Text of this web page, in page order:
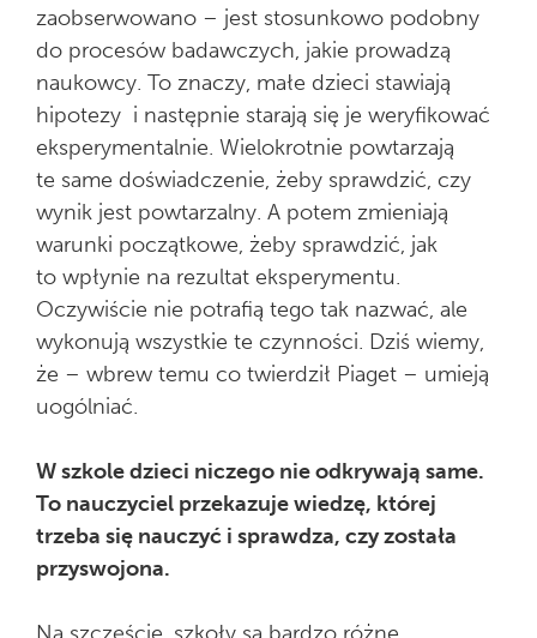
zaobserwowano – jest stosunkowo podobny
do procesów badawczych, jakie prowadzą
naukowcy. To znaczy, małe dzieci stawiają
hipotezy i następnie starają się je weryfikować
eksperymentalnie. Wielokrotnie powtarzają
te same doświadczenie, żeby sprawdzić, czy
wynik jest powtarzalny. A potem zmieniają
warunki początkowe, żeby sprawdzić, jak
to wpłynie na rezultat eksperymentu.
Oczywiście nie potrafią tego tak nazwać, ale
wykonują wszystkie te czynności. Dziś wiemy,
że – wbrew temu co twierdził Piaget – umieją
uogólniać.
W szkole dzieci niczego nie odkrywają same.
To nauczyciel przekazuje wiedzę, której
trzeba się nauczyć i sprawdza, czy została
przyswojona.